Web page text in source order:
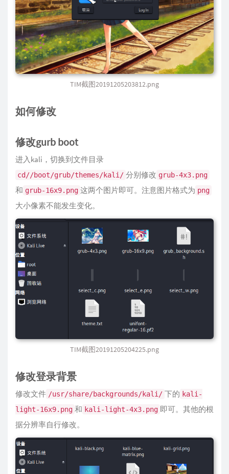
TIM截图20191205203812.png
如何修改
修改gurb boot
进入kali，切换到文件目录
cd//boot/grub/themes/kali/ 分别修改 grub-4x3.png
和 grub-16x9.png 这两个图片即可。注意图片格式为 png
大小像素不能发生变化。
TIM截图20191205204225.png
修改登录背景
修改文件 /usr/share/backgrounds/kali/ 下的 kali-
light-16x9.png 和 kali-light-4x3.png 即可。其他的根
据分辨率自行修改。